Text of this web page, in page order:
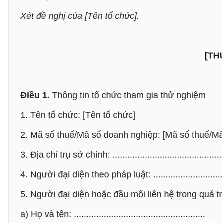
Xét đề nghị của [Tên tổ chức].
Điều 1. Thông tin tổ chức tham gia thử nghiệm
1. Tên tổ chức: [Tên tổ chức]
2. Mã số thuế/Mã số doanh nghiệp: [Mã số thuế/
3. Địa chỉ trụ sở chính:
4. Người đại diện theo pháp luật:
5. Người đại diện hoặc đầu mối liên hệ trong quá
a) Họ và tên: .....................................................